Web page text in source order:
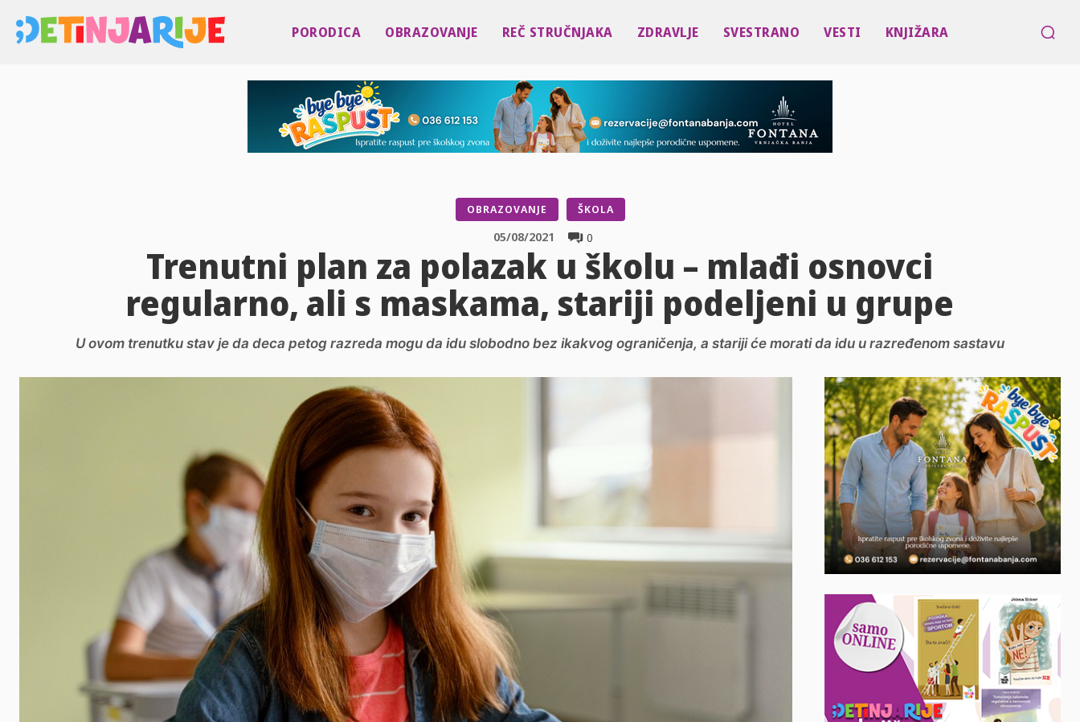
PORODICA OBRAZOVANJE REČ STRUČNJAKA ZDRAVLJE SVESTRANO VESTI KNJIŽARA
OBRAZOVANJE ŠKOLA
0
05/08/2021
Trenutni plan za polazak u školu – mlađi osnovci
regularno, ali s maskama, stariji podeljeni u grupe
U ovom trenutku stav je da deca petog razreda mogu da idu slobodno bez ikakvog ograničenja, a stariji će morati da idu u razređenom sastavu